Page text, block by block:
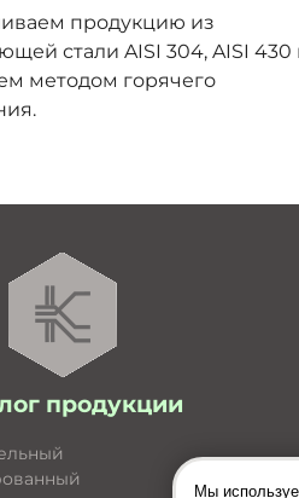
продукцию из
стали AISI 304, AISI 430
методом горячего
продукции
Мы